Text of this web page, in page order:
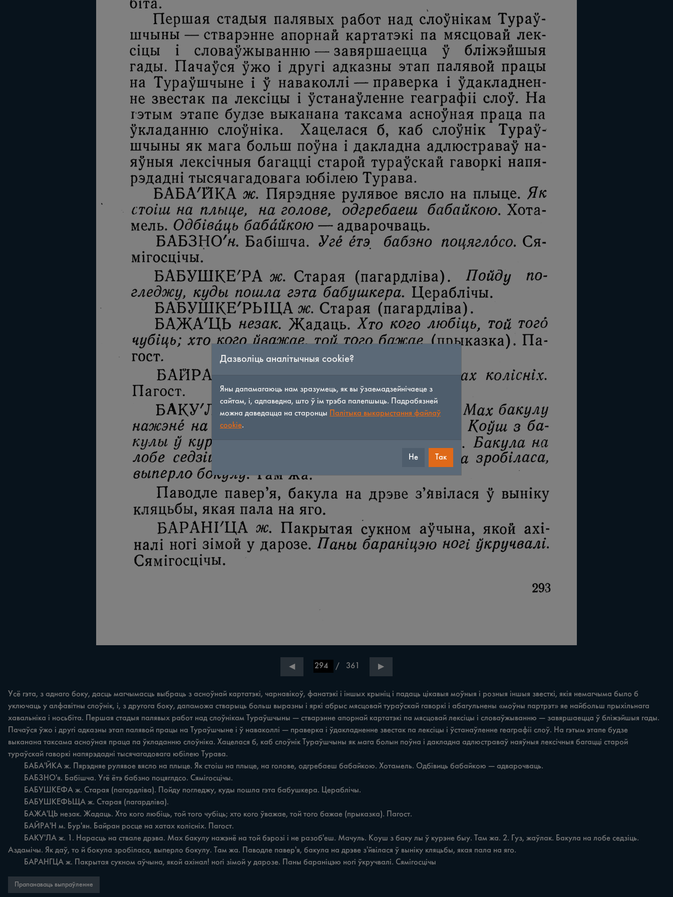
◀ / 361 ▶
Усё гэта, з аднаго боку, дасць магчымасць выбраць з асноўнай картатэкі, чарнавікоў, фанатэкі i іншых крыніц i падаць цікавыя моўныя i розныя іншыя звесткі, якія немагчыма было б
уключаць у алфавітны слоўнік, i, з другога боку, дапаможа стварыць больш выразны i яркі абрыс мясцовай тураўскай гаворкі i абагульнены «моўны партрэт» яе найбольш прыхільнага
хавальніка i носьбіта. Першая стадыя палявых работ над слоўнікам Тураўшчыны — стварэнне апорнай картатэкі па мясцовай лексіцы i словаўжыванню — завяршаецца ў бліжэйшыя гады.
Пачаўся ўжо i другі адказны этап палявой працы на Тураўшчыне i ў наваколлі — праверка i ўдакладненне звестак па лексіцы i ўстанаўленне геаграфіі слоў. На гэтым этапе будзе
выканана таксама асноўная праца па ўкладанню слоўніка. Хацелася б, каб слоўнік Тураўшчыны як мага болын поўна i дакладна адлюстраваў наяўныя лексічныя багацці старой
тураўскай гаворкі напярэдадні тысячагадовага юбілею Турава.
Аздамічы. Як даў, то й бокула зробіласа, выперло бокулу. Там жа. Паводле павер'я, бакула на дрэве з'йвілася ў выніку кляцьбы, якая пала на яго.
	БАРАНГЦА ж. Пакрытая сукном аўчына, якой axiнал! ногі зімой у дарозе. Паны бараніцэю ногі ўкручвалі. Сямігосцічы
Прапанаваць выпраўленне
Дазволіць аналітычныя cookie?
Яны дапамагаюць нам зразумець, як вы ўзаемадзейнічаеце з
сайтам, і, адпаведна, што ў ім трэба палепшыць. Падрабязней
можна даведацца на старонцы Палітыка выкарыстання файлаў
cookie.
Не Так